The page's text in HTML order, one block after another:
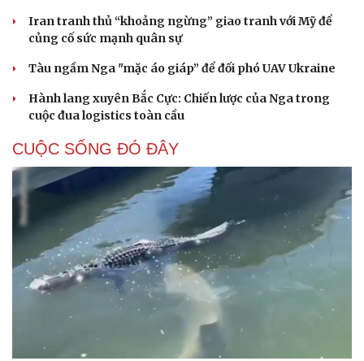
Iran tranh thủ “khoảng ngừng” giao tranh với Mỹ để
củng cố sức mạnh quân sự
Tàu ngầm Nga "mặc áo giáp” để đối phó UAV Ukraine
Hành lang xuyên Bắc Cực: Chiến lược của Nga trong
cuộc đua logistics toàn cầu
CUỘC SỐNG ĐÓ ĐÂY